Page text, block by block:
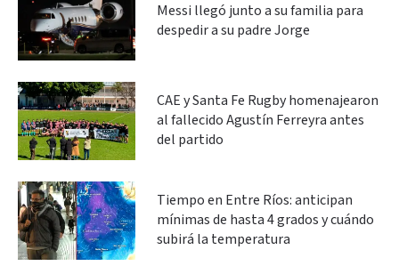
Messi llegó junto a su familia para
despedir a su padre Jorge
CAE y Santa Fe Rugby homenajearon
al fallecido Agustín Ferreyra antes
del partido
Tiempo en Entre Ríos: anticipan
mínimas de hasta 4 grados y cuándo
subirá la temperatura